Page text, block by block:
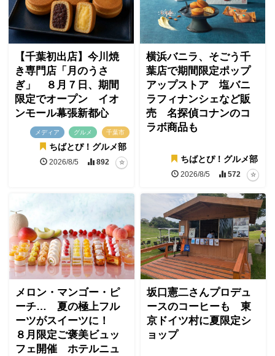
【千葉初出店】今川焼
き専門店「月のうさ
ぎ」 ８月７日、期間
限定でオープン イオ
ンモール幕張新都心
メディア グルメ 千葉市
ちばとぴ！グルメ部
2026/8/5 892
横浜バニラ、そごう千
葉店で期間限定ポップ
アップストア 塩バニ
ラフィナンシェなど販
売 名探偵コナンのコ
ラボ商品も
ちばとぴ！グルメ部
2026/8/5 572
メロン・マンゴー・ピ
ーチ… 夏の極上フル
ーツがスイーツに！
８月限定ご褒美ビュッ
フェ開催 ホテルニュ
坂口憲二さんプロデュ
ースのコーヒーも 東
京ドイツ村に夏限定シ
ョップ